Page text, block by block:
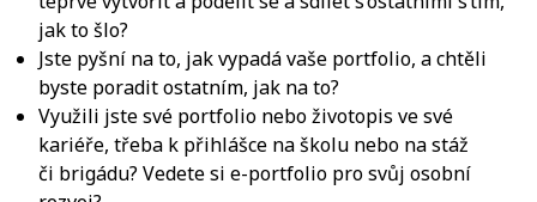
jak to šlo?
Jste pyšní na to, jak vypadá vaše portfolio, a chtěli
byste poradit ostatním, jak na to?
Využili jste své portfolio nebo životopis ve své
kariéře, třeba k přihlášce na školu nebo na stáž
či brigádu? Vedete si e-portfolio pro svůj osobní